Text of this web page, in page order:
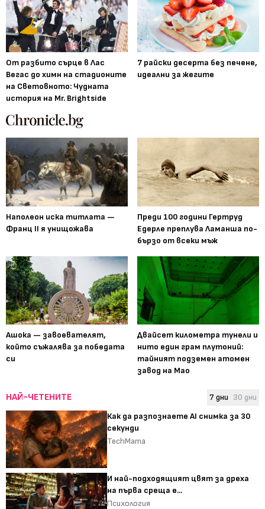
От разбито сърце в Лас
Вегас до химн на стадионите
на Световното: Чудната
история на Mr. Brightside
7 райски десерта без печене,
идеални за жегите
Наполеон иска титлата —
Франц II я унищожава
Преди 100 години Гертруд
Едерле преплува Ламанша по-
бързо от всеки мъж
Ашока — завоевателят,
който съжалява за победата
си
Двайсет километра тунели и
нито един грам плутоний:
тайният подземен атомен
завод на Мао
НАЙ-ЧЕТЕНИТЕ 7 дни 30 дни
Как да разпознаете AI снимка за 30
секунди
TechMama
И най-подходящият цвят за дреха
на първа среща е...
Психология